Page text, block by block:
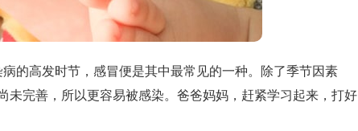
高发时节，感冒便是其中最常见的一种。除了季节因素
未完善，所以更容易被感染。爸爸妈妈，赶紧学习起来，打好